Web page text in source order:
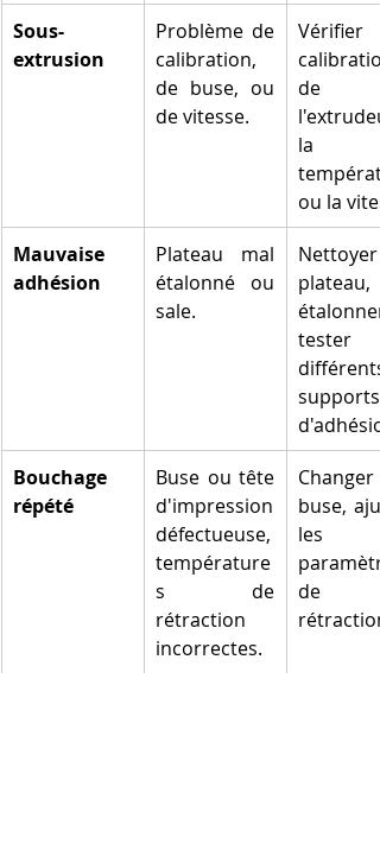
Sous-
extrusion
Problème de
calibration,
de buse, ou
de vitesse.
calibration
de
la
ou la
Mauvaise
adhésion
Plateau mal
étalonné ou
sale.
plateau,
étalonner,
tester
différents
supports
Bouchage
répété
Buse ou tête
d'impression
défectueuse,
température
s de
rétraction
incorrectes.
buse,
les
de
rétraction.